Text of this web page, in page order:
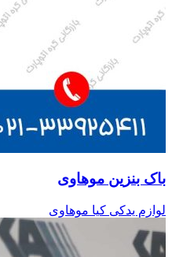
باک بنزین موهاوی
لوازم یدکی کیا موهاوی